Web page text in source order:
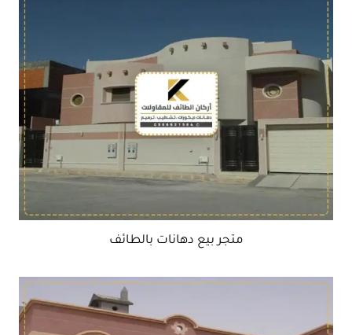
متجر بيع دهانات بالطائف